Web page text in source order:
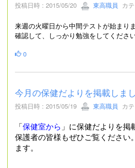
投稿日時 : 2015/05/20 東高職員 カ
来週の火曜日から中間テストが始まり
確認して、しっかり勉強をしてください
0
今月の保健だよりを掲載しま
投稿日時 : 2015/05/19 東高職員 カ
「保健室から 」に保健だよりを掲
保護者の皆様もぜひご覧ください
ます。